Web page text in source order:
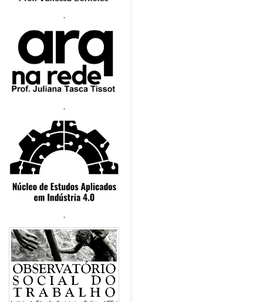
.
.
.